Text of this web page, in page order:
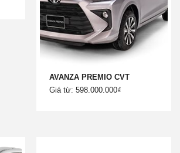
AVANZA PREMIO CVT
Giá từ: 598.000.000₫